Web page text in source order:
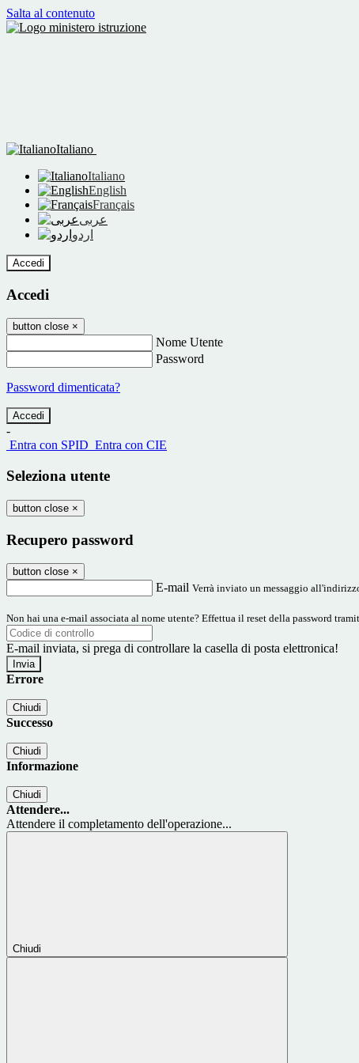
Salta al contenuto
Italiano
Italiano
English
Français
عربى
اردو
Accedi
Accedi
button close ×
Nome Utente
Password
Password dimenticata?
-
Entra con SPID Entra con CIE
Seleziona utente
button close ×
Recupero password
button close ×
E-mail Verrà inviato un messaggio
Non hai una e-mail associata al nome utente? Effettua il reset della password
E-mail inviata, si prega di controllare la casella di posta elettronica!
Errore
Chiudi
Successo
Chiudi
Informazione
Chiudi
Attendere...
Attendere il completamento dell'operazione...
Chiudi